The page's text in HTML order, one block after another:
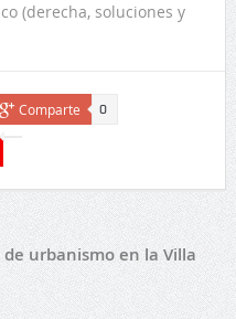
(derecha, soluciones y
Comparte 0
de urbanismo en la Villa